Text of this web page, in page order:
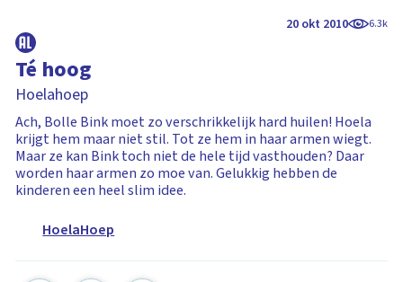
20 okt 2010 6.3k
Té hoog
Hoelahoep
Ach, Bolle Bink moet zo verschrikkelijk hard huilen! Hoela
krijgt hem maar niet stil. Tot ze hem in haar armen wiegt.
Maar ze kan Bink toch niet de hele tijd vasthouden? Daar
worden haar armen zo moe van. Gelukkig hebben de
kinderen een heel slim idee.
HoelaHoep